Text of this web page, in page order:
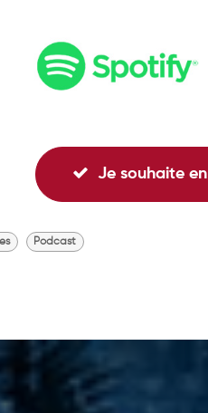
Je souhaite
Podcast